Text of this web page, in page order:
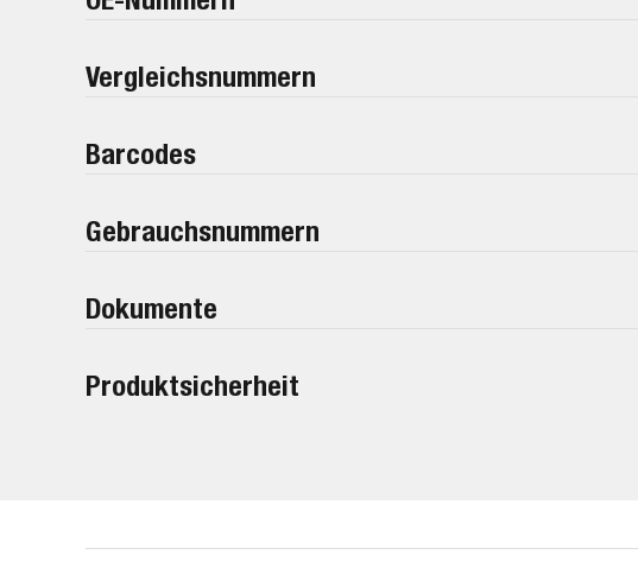
Vergleichsnummern
Barcodes
Gebrauchsnummern
Dokumente
Produktsicherheit